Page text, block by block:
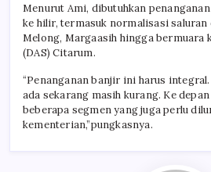
Menurut Ami, dibutuhkan
ke hilir, termasuk normalisasi saluran
Melong, Margaasih hingga bermuara
(DAS) Citarum.
“Penanganan banjir ini harus
ada sekarang masih kurang. Ke
beberapa segmen yang juga perlu
kementerian,”pungkasnya.